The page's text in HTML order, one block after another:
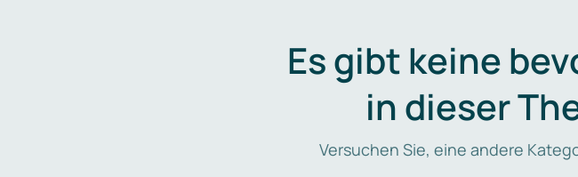
Es gibt keine
in dieser
Versuchen Sie, eine andere